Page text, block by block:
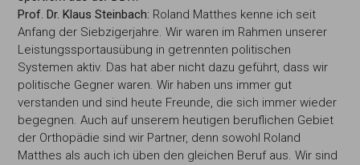
Prof. Dr. Klaus Steinbach: Roland Matthes kenne ich seit
Anfang der Siebzigerjahre. Wir waren im Rahmen unserer
Leistungssportausübung in getrennten politischen
Systemen aktiv. Das hat aber nicht dazu geführt, dass wir
politische Gegner waren. Wir haben uns immer gut
verstanden und sind heute Freunde, die sich immer wieder
begegnen. Auch auf unserem heutigen beruflichen Gebiet
der Orthopädie sind wir Partner, denn sowohl Roland
Matthes als auch ich üben den gleichen Beruf aus. Wir sind